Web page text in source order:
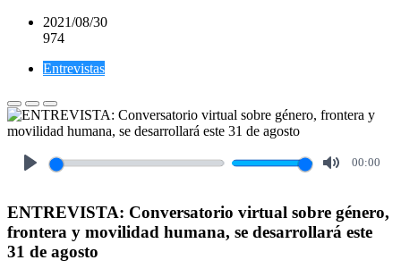
2021/08/30
974
Entrevistas
00:00
ENTREVISTA: Conversatorio virtual sobre género,
frontera y movilidad humana, se desarrollará este
31 de agosto